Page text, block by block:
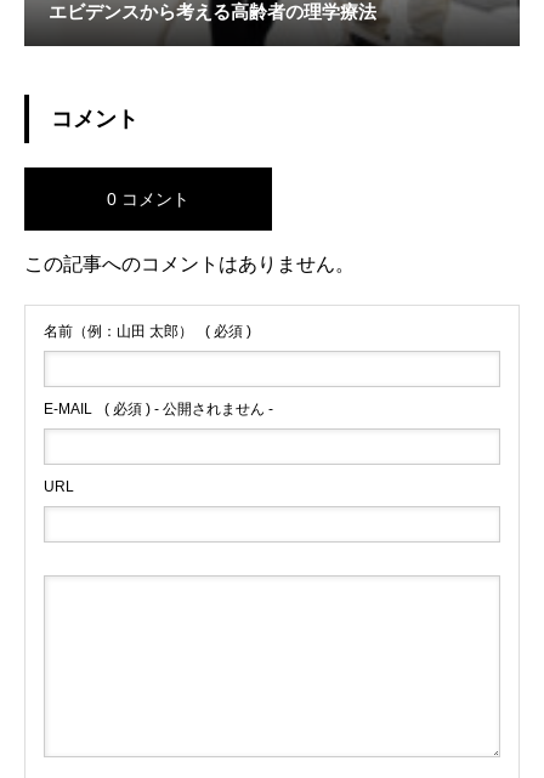
エビデンスから考える高齢者の理学療法
コメント
0 コメント
この記事へのコメントはありません。
名前（例：山田 太郎） ( 必須 )
E-MAIL ( 必須 ) - 公開されません -
URL